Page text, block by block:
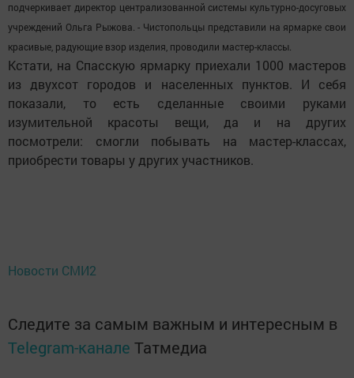
подчеркивает директор централизованной системы культурно-досуговых
учреждений Ольга Рыжова. - Чистопольцы представили на ярмарке свои
красивые, радующие взор изделия, проводили мастер-классы.
Кстати, на Спасскую ярмарку приехали 1000 мастеров
из двухсот городов и населенных пунктов. И себя
показали, то есть сделанные своими руками
изумительной красоты вещи, да и на других
посмотрели: смогли побывать на мастер-классах,
приобрести товары у других участников.
Новости СМИ2
Следите за самым важным и интересным в
Telegram-канале Татмедиа